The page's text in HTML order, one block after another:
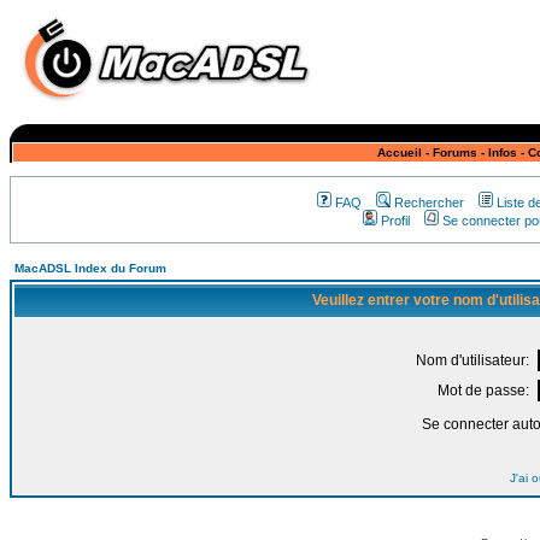
Accueil - Forums - Infos -
FAQ Rechercher
Liste
Profil
Se connecter
MacADSL Index du Forum
Veuillez entrer votre nom
Nom d'utilisateur:
Mot de passe:
Se connecter
J'ai